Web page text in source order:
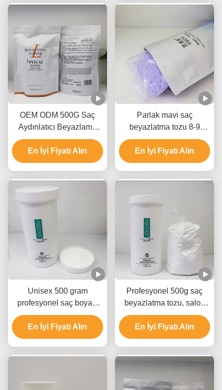
OEM ODM 500G Saç
Aydınlatıcı Beyazlama
Tozu Amonyak Serbest
Toz Serbest
En İyi Fiyatı Alın
Parlak mavi saç
beyazlatma tozu 8-9
seviye için salon kaliteli
sarışın yaratmak için
En İyi Fiyatı Alın
Unisex 500 gram
profesyonel saç boyası
tozu kullanın 8-9 seviyeye
kadar kaldırmak için
En İyi Fiyatı Alın
Profesyonel 500g saç
beyazlatma tozu, salon
kullanımı saç beyazlatma
tozu OEM
En İyi Fiyatı Alın